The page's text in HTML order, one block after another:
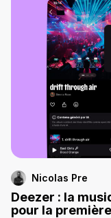
Nicolas Pre
Deezer : la
pour la